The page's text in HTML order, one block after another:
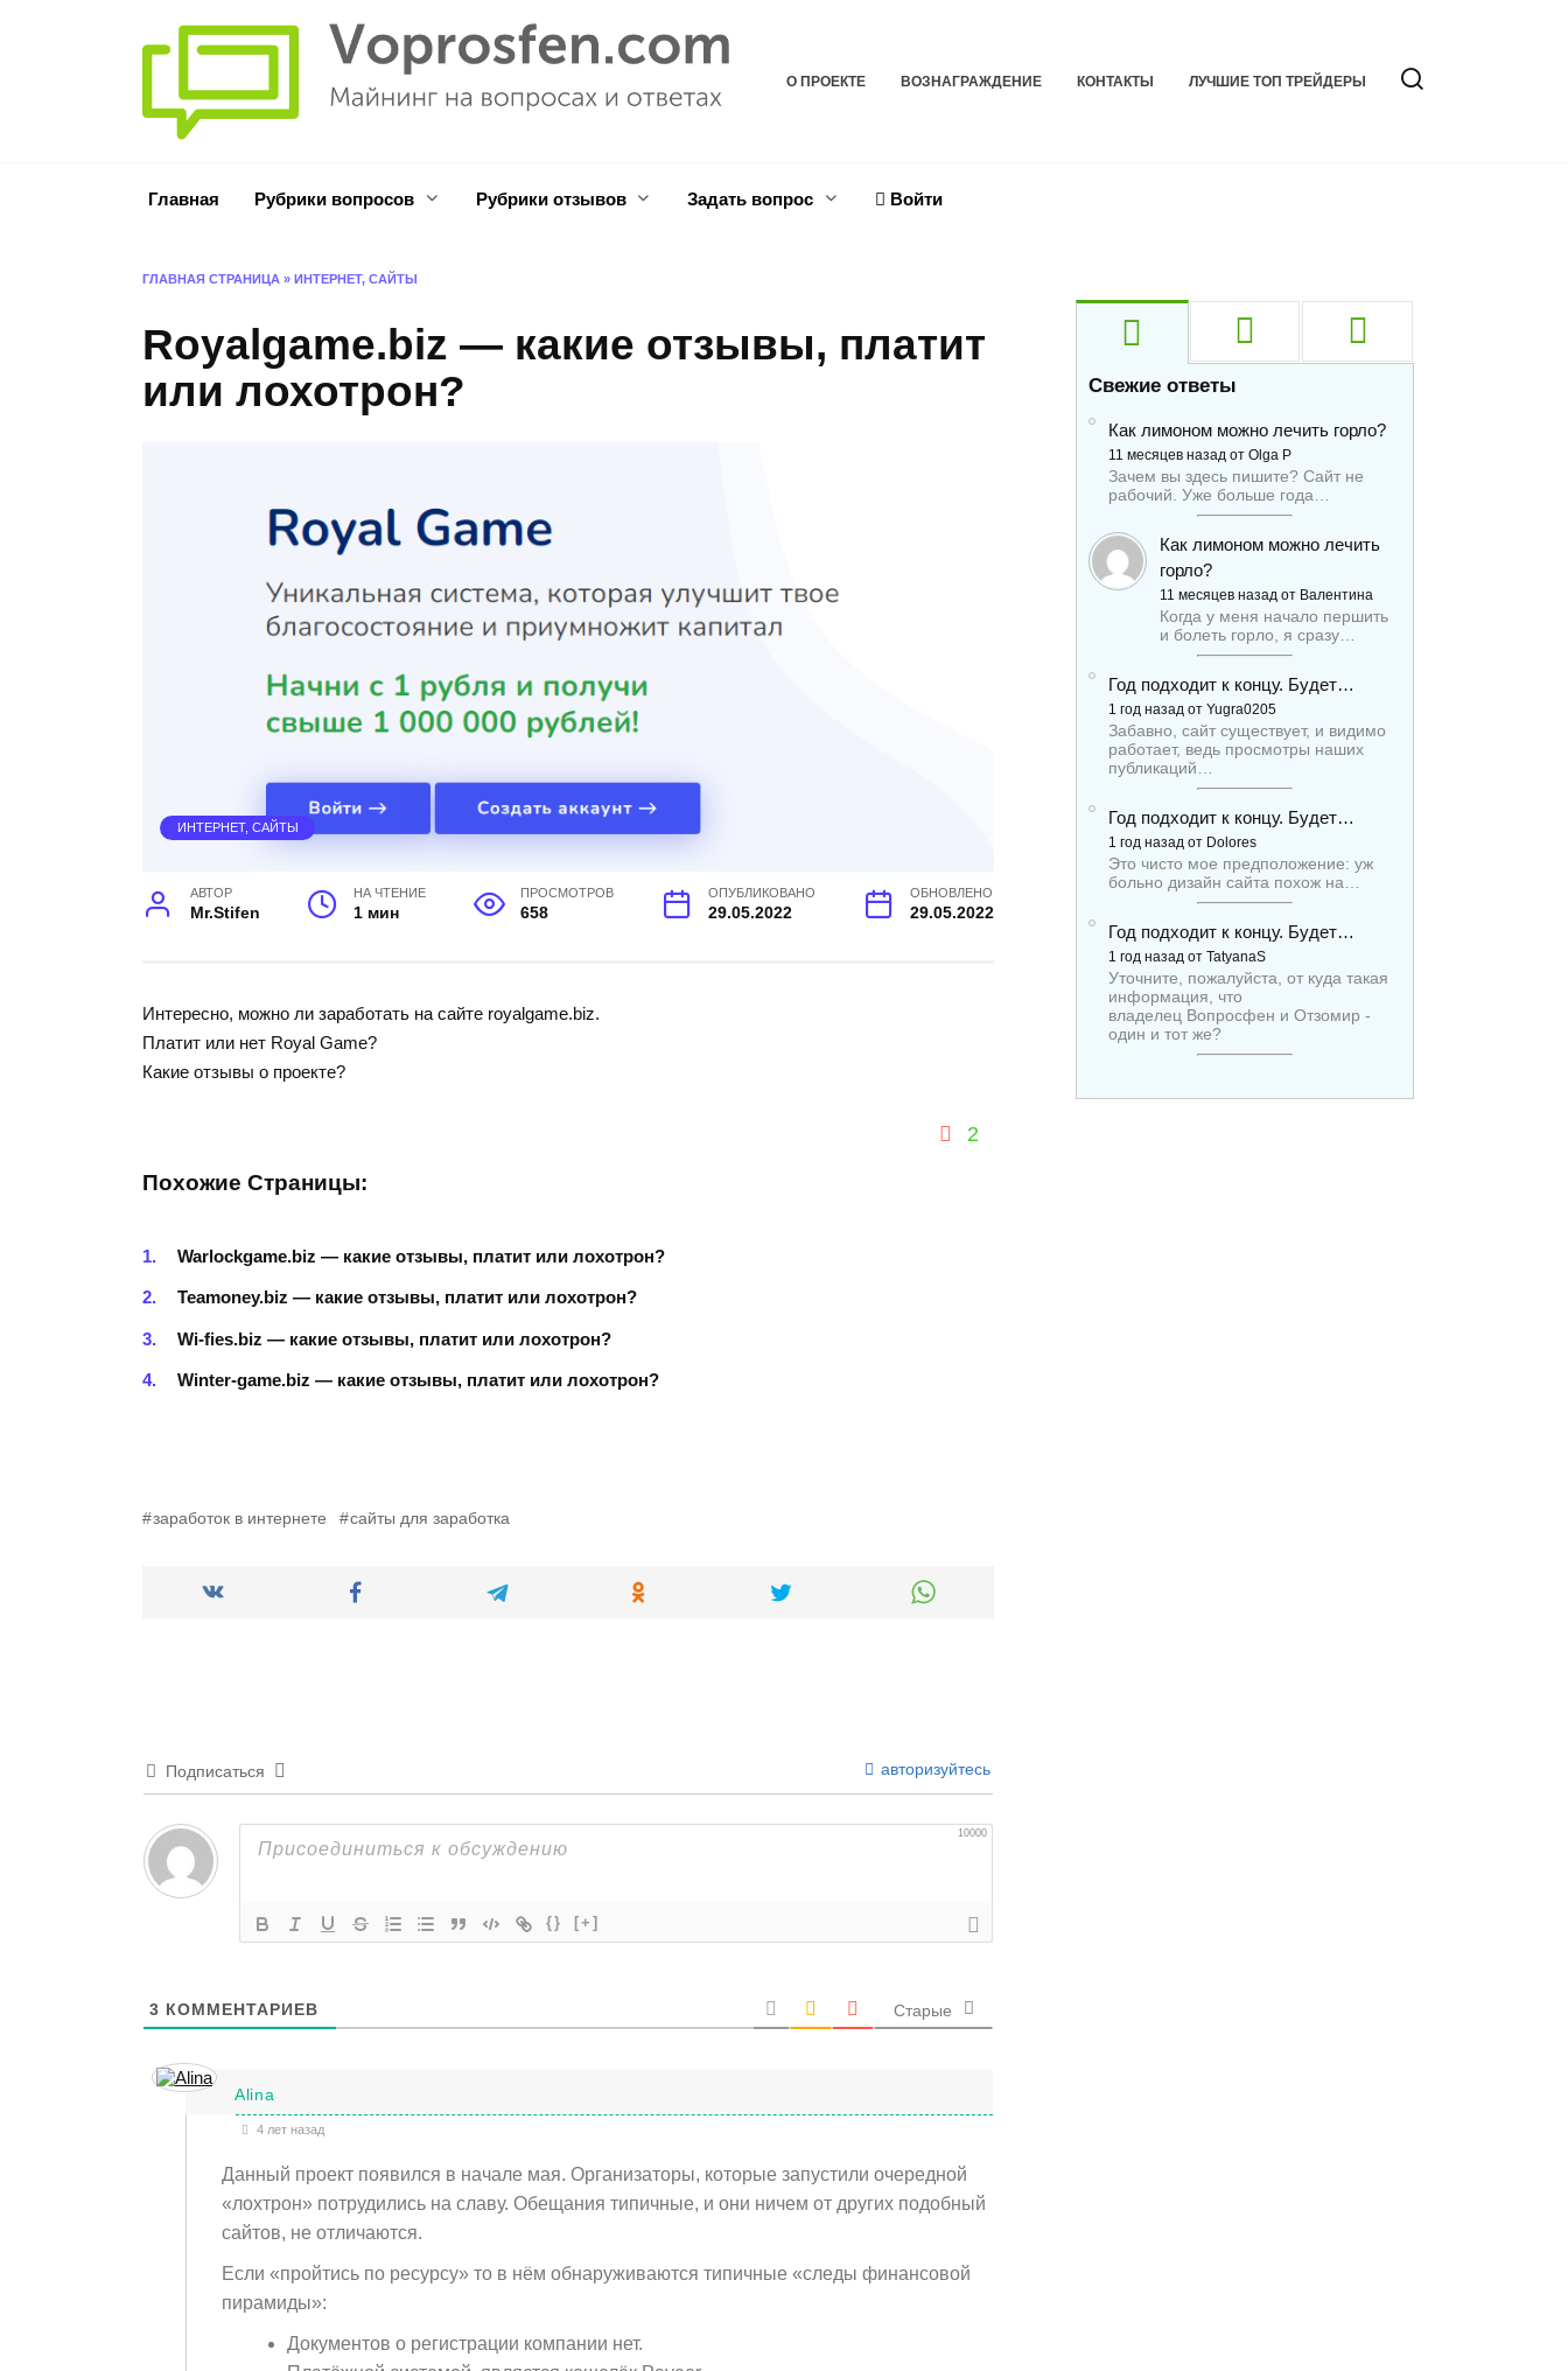
О ПРОЕКТЕ ВОЗНАГРАЖДЕНИЕ КОНТАКТЫ ЛУЧШИЕ ТОП ТРЕЙДЕРЫ
Главная Рубрики вопросов Рубрики отзывов Задать вопрос Войти
ГЛАВНАЯ СТРАНИЦА » ИНТЕРНЕТ, САЙТЫ
Royalgame.biz — какие отзывы, платит
или лохотрон?
ИНТЕРНЕТ, САЙТЫ
АВТОР
Mr.Stifen
НА ЧТЕНИЕ
1 мин
ПРОСМОТРОВ
658
ОПУБЛИКОВАНО
29.05.2022
ОБНОВЛЕНО
29.05.2022
Интересно, можно ли заработать на сайте royalgame.biz.
Платит или нет Royal Game?
Какие отзывы о проекте?
2
Похожие Страницы:
Warlockgame.biz — какие отзывы, платит или лохотрон?
Teamoney.biz — какие отзывы, платит или лохотрон?
Wi-fies.biz — какие отзывы, платит или лохотрон?
Winter-game.biz — какие отзывы, платит или лохотрон?
заработок в интернете сайты для заработка
Подписаться авторизуйтесь
10000
{} [+]
3 КОММЕНТАРИЕВ Старые
Alina
4 лет назад
Данный проект появился в начале мая. Организаторы, которые запустили очередной
«лохтрон» потрудились на славу. Обещания типичные, и они ничем от других подобный
сайтов, не отличаются.
Если «пройтись по ресурсу» то в нём обнаруживаются типичные «следы финансовой
пирамиды»:
Документов о регистрации компании нет.
Свежие ответы
Как лимоном можно лечить горло?
11 месяцев назад от Olga P
Зачем вы здесь пишите? Сайт не
рабочий. Уже больше года…
Как лимоном можно лечить
горло?
11 месяцев назад от Валентина
Когда у меня начало першить
и болеть горло, я сразу…
Год подходит к концу. Будет…
1 год назад от Yugra0205
Забавно, сайт существует, и видимо
работает, ведь просмотры наших
публикаций…
Год подходит к концу. Будет…
1 год назад от Dolores
Это чисто мое предположение: уж
больно дизайн сайта похож на…
Год подходит к концу. Будет…
1 год назад от TatyanaS
Уточните, пожалуйста, от куда такая
информация, что
владелец Вопросфен и Отзомир -
один и тот же?